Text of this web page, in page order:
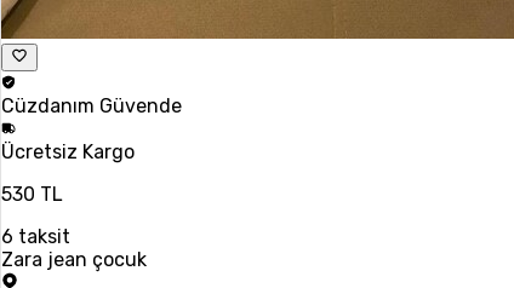
Cüzdanım Güvende
Ücretsiz Kargo
530 TL
6 taksit
Zara jean çocuk